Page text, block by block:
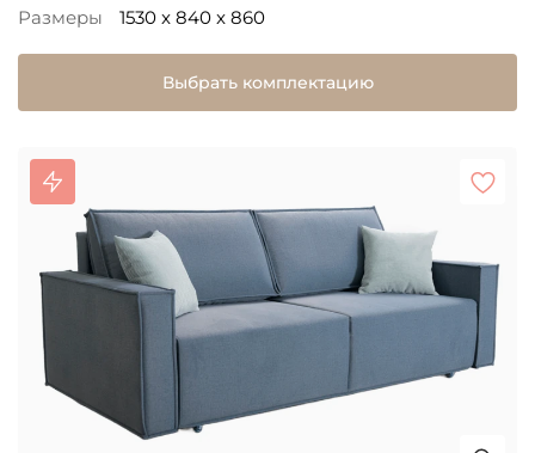
Размеры 1530 x 840 x 860
Выбрать комплектацию